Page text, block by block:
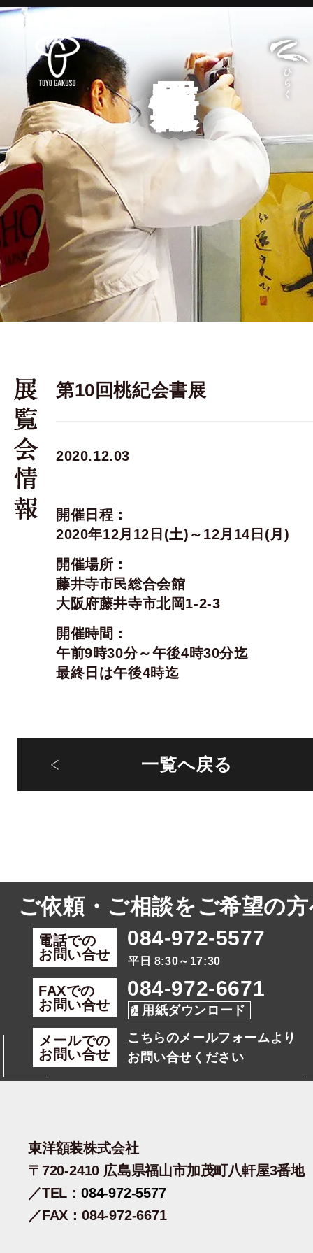
第10回桃紀会書展
2020.12.03
開催日程：
2020年12月12日(土)～12月14日(月)
開催場所：
藤井寺市民総合会館
大阪府藤井寺市北岡1-2-3
開催時間：
午前9時30分～午後4時30分迄
最終日は午後4時迄
一覧へ戻る
ご依頼・ご相談をご希望の
電話での
お問い合せ
084-972-5577
平日 8:30～17:30
FAXでの
お問い合せ
084-972-6671
用紙ダウンロード
メールでの
お問い合せ
こちらのメールフォームより
お問い合せください
東洋額装株式会社
〒720-2410 広島県福山市加茂町八軒屋3番地
／TEL： 084-972-5577
／FAX：084-972-6671